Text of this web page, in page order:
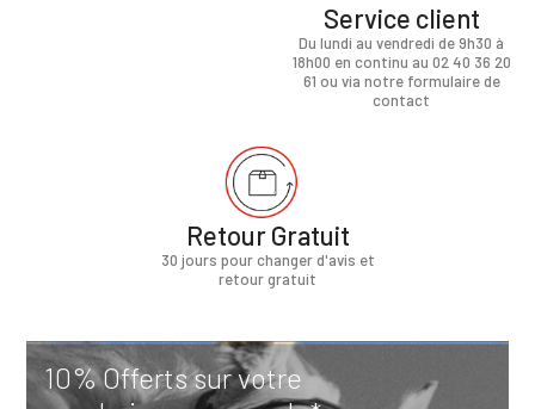
Service client
Du lundi au vendredi de 9h30 à
18h00 en continu au 02 40 36 20
61 ou via notre formulaire de
contact
Retour Gratuit
30 jours pour changer d'avis et
retour gratuit
10% Offerts sur votre